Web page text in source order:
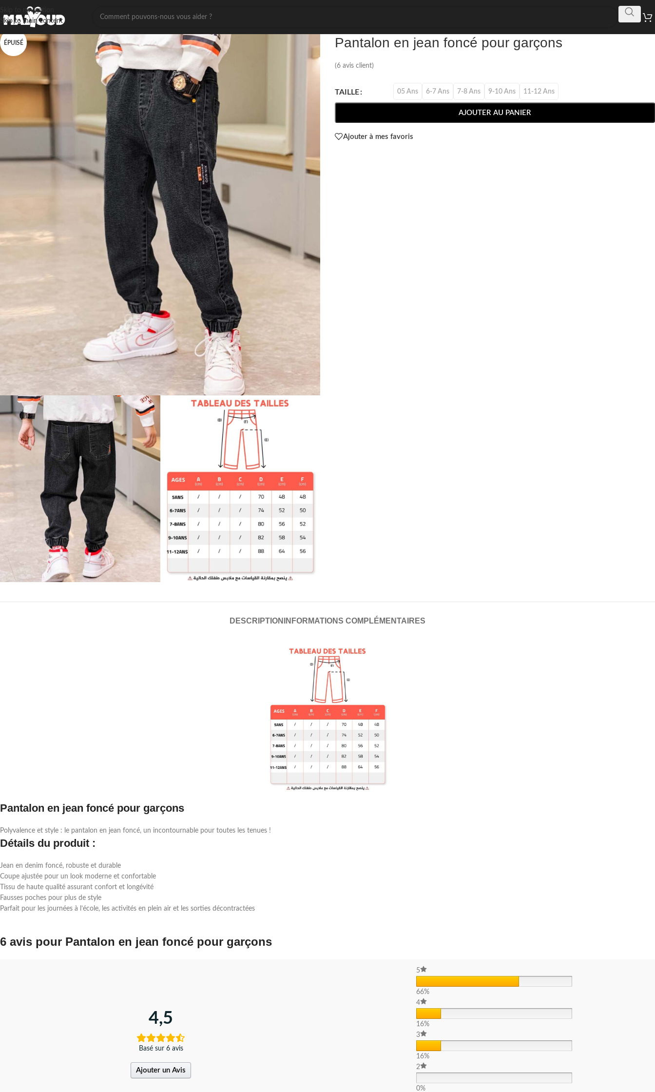
Skip to navigation
Skip to main content
ÉPUISÉ Pantalon en jean foncé pour garçons
(6 avis client)
TAILLE 05 Ans 6-7 Ans 7-8 Ans 9-10 Ans 11-12 Ans
AJOUTER AU PANIER
Ajouter à mes favoris
DESCRIPTION INFORMATIONS COMPLÉMENTAIRES
Pantalon en jean foncé pour garçons
Polyvalence et style : le pantalon en jean foncé, un incontournable pour toutes les tenues !
Détails du produit :
Jean en denim foncé, robuste et durable
Coupe ajustée pour un look moderne et confortable
Tissu de haute qualité assurant confort et longévité
Fausses poches pour plus de style
Parfait pour les journées à l’école, les activités en plein air et les sorties décontractées
6 avis pour Pantalon en jean foncé pour garçons
4,5
Basé sur 6 avis
Ajouter un Avis
5
66%
4
16%
3
16%
2
0%